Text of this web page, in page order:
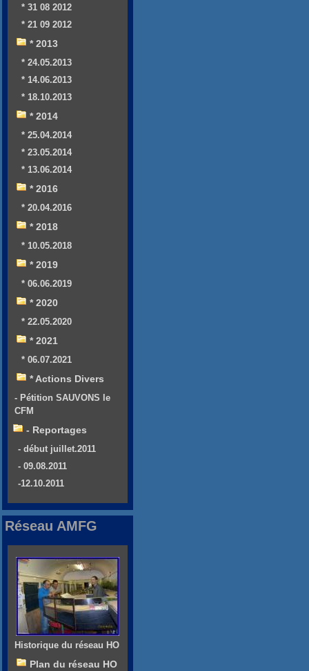
* 31 08 2012
* 21 09 2012
* 2013
* 24.05.2013
* 14.06.2013
* 18.10.2013
* 2014
* 25.04.2014
* 23.05.2014
* 13.06.2014
* 2016
* 20.04.2016
* 2018
* 10.05.2018
* 2019
* 06.06.2019
* 2020
* 22.05.2020
* 2021
* 06.07.2021
* Actions Divers
- Pétition SAUVONS le
CFM
- Reportages
- début juillet.2011
- 09.08.2011
-12.10.2011
Réseau AMFG
Historique du réseau HO
Plan du réseau HO